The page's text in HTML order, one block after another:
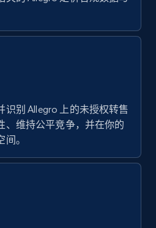
Collects products by
Gtin,
Top reviews, and
立即开始
Discover products by
识别 Allegro 上的未授权转售
、维持公平竞争，并在你的
。